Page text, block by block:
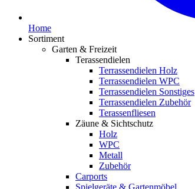
Home
Sortiment
Garten & Freizeit
Terassendielen
Terrassendielen Holz
Terrassendielen WPC
Terrassendielen Sonstiges
Terrassendielen Zubehör
Terassenfliesen
Zäune & Sichtschutz
Holz
WPC
Metall
Zubehör
Carports
Spielgeräte & Gartenmöbel